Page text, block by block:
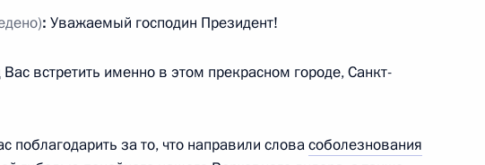
Ирана Масудом Пезешкианом
: Уважаемый господин Президент!
встретить именно в этом прекрасном городе, Санкт-
поблагодарить за то, что направили словасоболезнования